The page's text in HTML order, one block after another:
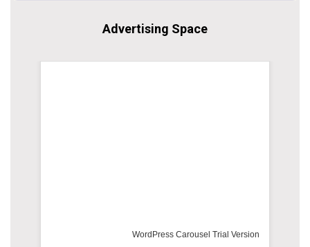
Advertising Space
WordPress Carousel Trial Version